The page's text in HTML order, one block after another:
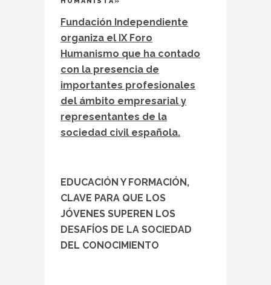
Fundación Independiente
organiza el IX Foro
Humanismo que ha contado
con la presencia de
importantes profesionales
del ámbito empresarial y
representantes de la
sociedad civil española.
EDUCACIÓN Y FORMACIÓN,
CLAVE PARA QUE LOS
JÓVENES SUPEREN LOS
DESAFÍOS DE LA SOCIEDAD
DEL CONOCIMIENTO